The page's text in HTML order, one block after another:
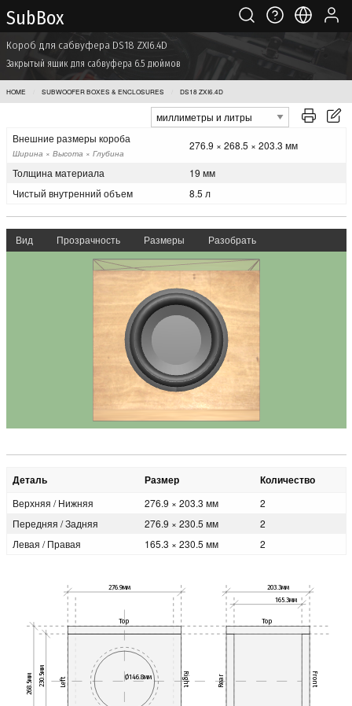
Sub Box
Короб для сабвуфера DS18 ZXI6.4D
Закрытый ящик для сабвуфера 6.5 дюймов
HOME SUBWOOFER BOXES & ENCLOSURES DS18 ZXI6.4D
Внешние размеры короба
Ширина × Высота × Глубина
276.9 × 268.5 × 203.3 мм
Толщина материала
19 мм
Чистый внутренний объем
8.5 л
Вид Прозрачность Размеры Разобрать
Деталь Размер Количество
Верхняя / Нижняя 276.9 × 203.3 мм
2
Передняя / Задняя
276.9 × 230.5 мм
2
Левая / Правая
165.3 × 230.5 мм 2
Ø146.8мм
276.9мм
203.3мм
165.3мм
268.5мм 230.5мм
Top Top
Left Right Rear Front